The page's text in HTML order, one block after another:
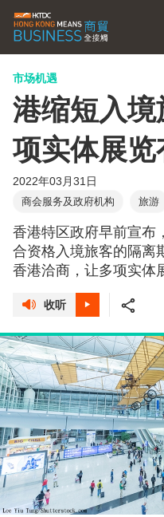
市场机遇
港缩短入
项实体展
2022年03月31日
商会服务及政府机构 旅游
香港特区政府早前宣布
合资格入境旅客的隔离
香港洽商，让多项实体
收听